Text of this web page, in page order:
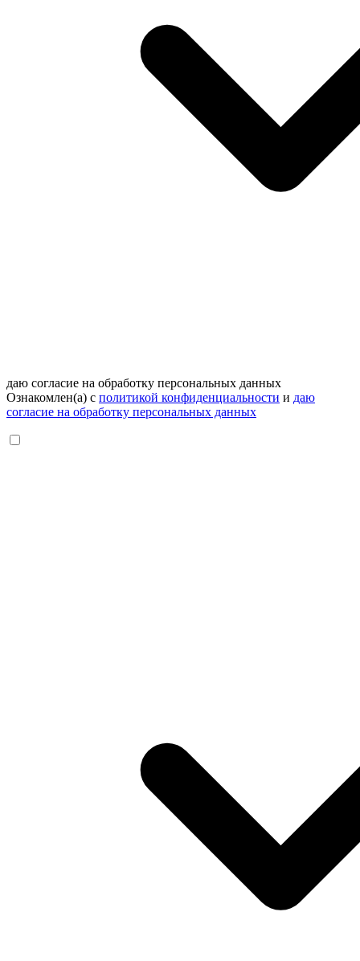
даю согласие на обработку персональных данных
Ознакомлен(а) с политикой конфиденциальности и даю
согласие на обработку персональных данных